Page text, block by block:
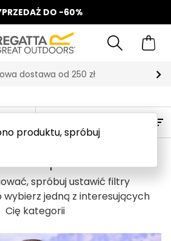
DO -60%
dostawa od 250 zł
spróbuj ustawić filtry
wybierz jedną z interesujących
Cię kategorii
produktu, spróbuj